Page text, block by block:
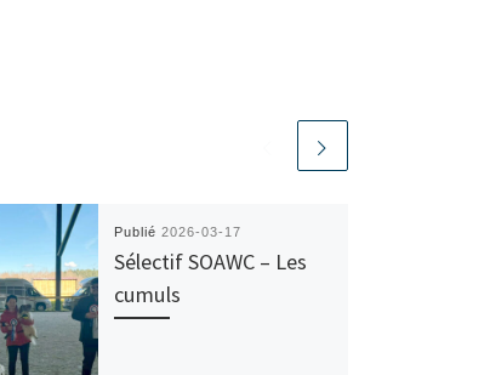
Publié 2026-03-17
Sélectif SOAWC – Les
cumuls